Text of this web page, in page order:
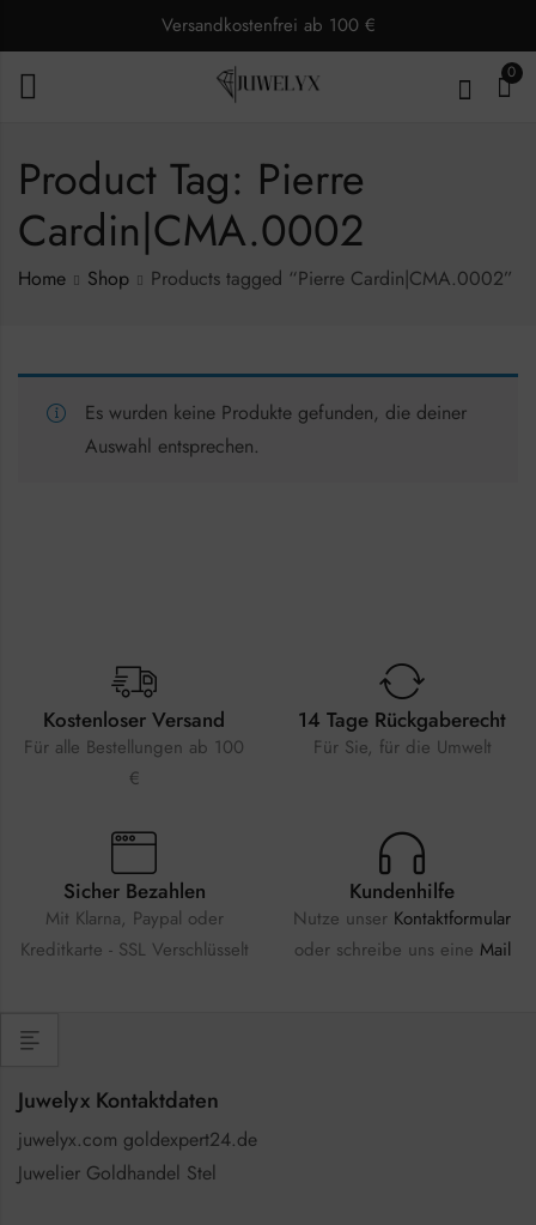
Versandkostenfrei ab 100 €
0
Product Tag: Pierre
Cardin|CMA.0002
Home Shop Products tagged “Pierre Cardin|CMA.0002”
Es wurden keine Produkte gefunden, die deiner
Auswahl entsprechen.
Kostenloser Versand
Für alle Bestellungen ab 100
€
14 Tage Rückgaberecht
Für Sie, für die Umwelt
Sicher Bezahlen
Mit Klarna, Paypal oder
Kreditkarte - SSL Verschlüsselt
Kundenhilfe
Nutze unser Kontaktformular
oder schreibe uns eine Mail
Juwelyx Kontaktdaten
juwelyx.com goldexpert24.de
Juwelier Goldhandel Stel